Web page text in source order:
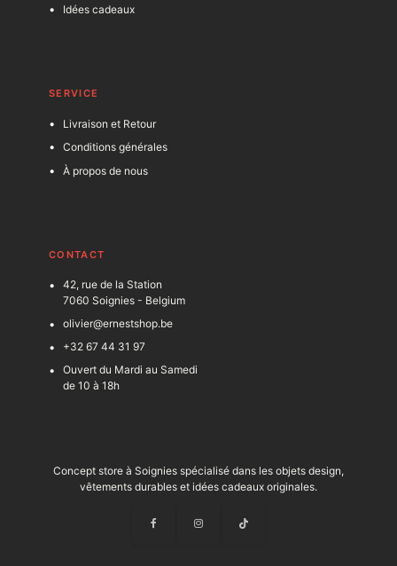
Idées cadeaux
SERVICE
Livraison et Retour
Conditions générales
À propos de nous
CONTACT
42, rue de la Station
7060 Soignies - Belgium
olivier@ernestshop.be
+32 67 44 31 97
Ouvert du Mardi au Samedi
de 10 à 18h
Concept store à Soignies spécialisé dans les objets design,
vêtements durables et idées cadeaux originales.